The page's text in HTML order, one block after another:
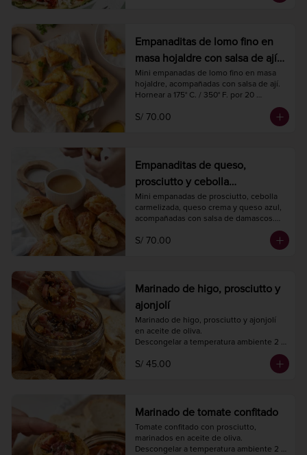
Empanaditas de lomo fino en
masa hojaldre con salsa de ají
(20 unidades)
Mini empanadas de lomo fino en masa
hojaldre, acompañadas con salsa de ají.
Hornear a 175° C. / 350° F. por 20
S/ 70.00
Empanaditas de queso,
prosciutto y cebolla
caramelizada con salsa de
damasco (20 unidades)
Mini empanadas de prosciutto, cebolla
carmelizada, queso crema y queso azul,
acompañadas con salsa de damascos.
minutos.
S/ 70.00
Marinado de higo, prosciutto y
ajonjolí
Marinado de higo, prosciutto y ajonjolí
en aceite de oliva.
Descongelar a temperatura ambiente 2
Peso neto 220 gr.
S/ 45.00
Marinado de tomate confitado
Tomate confitado con prosciutto,
marinados en aceite de oliva.
Descongelar a temperatura ambiente 2